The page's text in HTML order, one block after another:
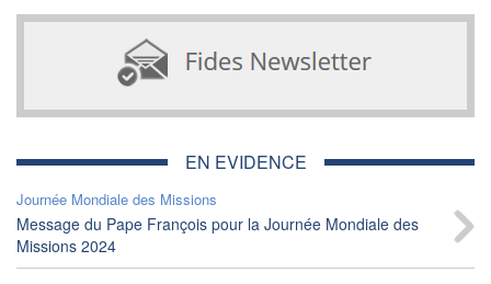
EN EVIDENCE
Journée Mondiale des Missions
Message du Pape François pour la Journée Mondiale des
Missions 2024